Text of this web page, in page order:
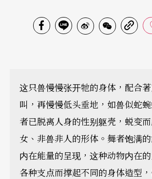
这只兽慢慢张开牠的身体，配合
叫，再慢慢低头垂地，如兽似蛇
者已脱离人身的性别躯壳，蜕变
女、非兽非人的形体。舞者饱满
内在能量的呈现，这种动物内在
各种支点而撑起不同的身体造型